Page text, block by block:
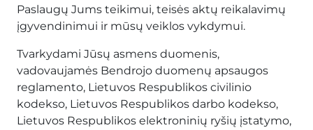
Paslaugų Jums teikimui, teisės aktų reikalavimų
įgyvendinimui ir mūsų veiklos vykdymui.
Tvarkydami Jūsų asmens duomenis,
vadovaujamės Bendrojo duomenų apsaugos
reglamento, Lietuvos Respublikos civilinio
kodekso, Lietuvos Respublikos darbo kodekso,
Lietuvos Respublikos elektroninių ryšių įstatymo,